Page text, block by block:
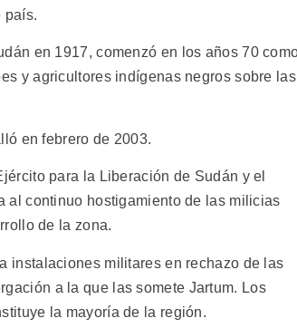
país.
en 1917, comenzó en los años 70
y agricultores indígenas negros sobre las
en febrero de 2003.
para la Liberación de Sudán y el
al continuo hostigamiento de las milicias
de la zona.
instalaciones militares en rechazo de las
a la que las somete Jartum. Los
la mayoría de la región.